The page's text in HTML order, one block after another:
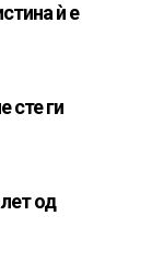
ѝ е
сте ги
од